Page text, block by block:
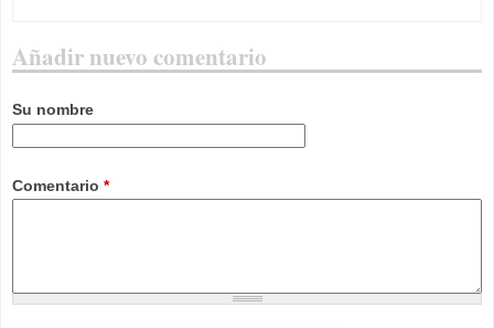
Añadir nuevo comentario
Su nombre
Comentario *